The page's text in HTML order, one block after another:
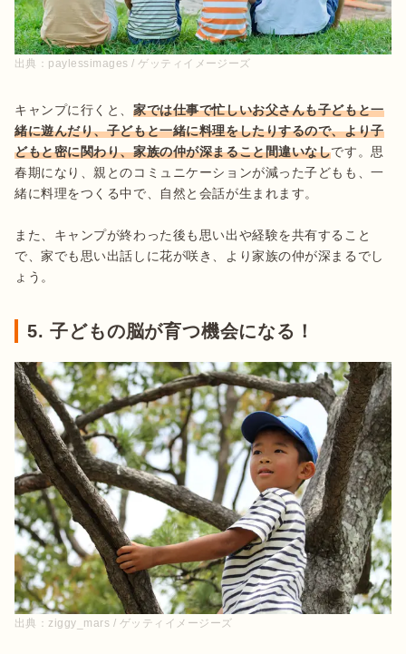
出典： paylessimages / ゲッティイメージーズ
キャンプに行くと、家では仕事で忙しいお父さんも子どもと一
緒に遊んだり、子どもと一緒に料理をしたりするので、より子
どもと密に関わり、家族の仲が深まること間違いなしです。思
春期になり、親とのコミュニケーションが減った子どもも、一
緒に料理をつくる中で、自然と会話が生まれます。
また、キャンプが終わった後も思い出や経験を共有すること
で、家でも思い出話しに花が咲き、より家族の仲が深まるでし
ょう。
5. 子どもの脳が育つ機会になる！
出典： ziggy_mars / ゲッティイメージーズ